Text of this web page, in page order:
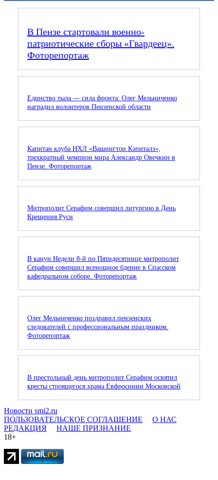
В Пензе стартовали военно-
патриотические сборы «Гвардеец».
Фоторепортаж
Единство тыла — сила фронта: Олег Мельниченко
наградил волонтеров Пензенской области
Капитан клуба НХЛ «Вашингтон Кэпиталз»,
трехкратный чемпион мира Александр Овечкин в
Пензе. Фоторепортаж
Митрополит Серафим совершил литургию в День
Крещения Руси
В канун Недели 8-й по Пятидесятнице митрополит
Серафим совершил всенощное бдение в Спасском
кафедральном соборе. Фоторепортаж
Олег Мельниченко поздравил пензенских
следователей с профессиональным праздником.
Фоторепортаж
В престольный день митрополит Серафим освятил
кресты строящегося храма Евфросинии Московской
Новости smi2.ru
ПОЛЬЗОВАТЕЛЬСКОЕ СОГЛАШЕНИЕ
О НАС
РЕДАКЦИЯ
НАШЕ ПРИЗНАНИЕ
18+